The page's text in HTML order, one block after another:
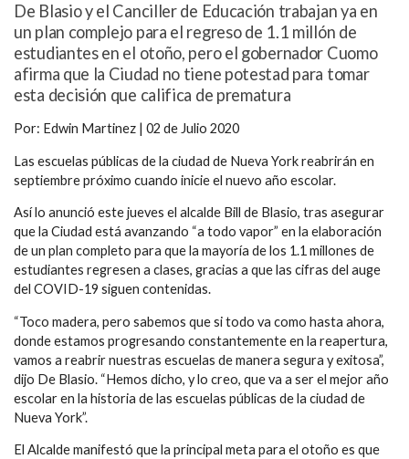
De Blasio y el Canciller de Educación trabajan ya en
un plan complejo para el regreso de 1.1 millón de
estudiantes en el otoño, pero el gobernador Cuomo
afirma que la Ciudad no tiene potestad para tomar
esta decisión que califica de prematura
Por: Edwin Martinez | 02 de Julio 2020
Las escuelas públicas de la ciudad de Nueva York reabrirán en
septiembre próximo cuando inicie el nuevo año escolar.
Así lo anunció este jueves el alcalde Bill de Blasio, tras asegurar
que la Ciudad está avanzando “a todo vapor” en la elaboración
de un plan completo para que la mayoría de los 1.1 millones de
estudiantes regresen a clases, gracias a que las cifras del auge
del COVID-19 siguen contenidas.
“Toco madera, pero sabemos que si todo va como hasta ahora,
donde estamos progresando constantemente en la reapertura,
vamos a reabrir nuestras escuelas de manera segura y exitosa”,
dijo De Blasio. “Hemos dicho, y lo creo, que va a ser el mejor año
escolar en la historia de las escuelas públicas de la ciudad de
Nueva York”.
El Alcalde manifestó que la principal meta para el otoño es que